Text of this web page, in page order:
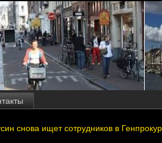
снова ищет сотрудников в